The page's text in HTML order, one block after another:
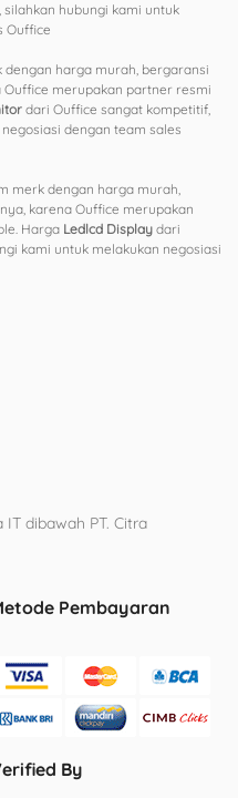
hubungi kami untuk
Ouffice
harga murah, bergaransi
merupakan partner resmi
dari Ouffice sangat kompetitif,
dengan team sales
merk dengan harga murah,
karena Ouffice merupakan
Harga Ledlcd Display dari
kami untuk melakukan negosiasi
dibawah PT. Citra
Pembayaran
By